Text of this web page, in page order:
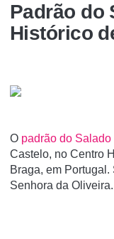
Padrão do
Histórico
O padrão do Salado
Castelo, no Centro
Braga, em
Senhora da Oliveira.